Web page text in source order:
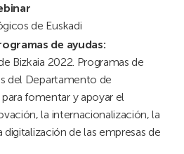
de Euskadi
de ayudas:
Bizkaia 2022. Programas de
del Departamento de
fomentar y apoyar el
la internacionalización, la
de las empresas de